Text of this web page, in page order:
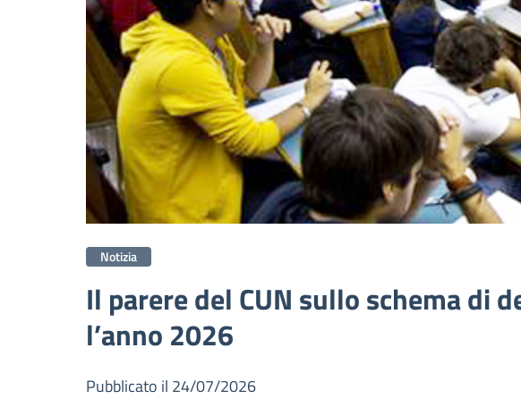
Notizia
Il parere del CUN sullo schema di
l’anno 2026
Pubblicato il 24/07/2026